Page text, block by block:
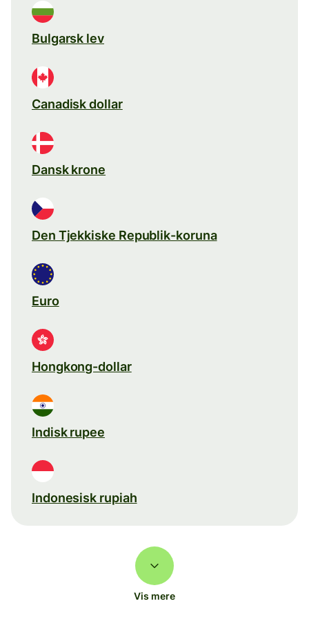
Bulgarsk lev
Canadisk dollar
Dansk krone
Den Tjekkiske Republik-koruna
Euro
Hongkong-dollar
Indisk rupee
Indonesisk rupiah
Vis mere